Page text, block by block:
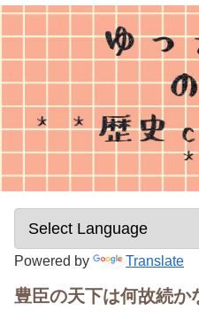
Powered by Translate
豊臣の天下は何故続